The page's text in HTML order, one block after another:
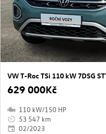
VW T-Roc TSi 110 kW 7DSG
629 000Kč
110 kW/150 HP
53 547 km
02/2023